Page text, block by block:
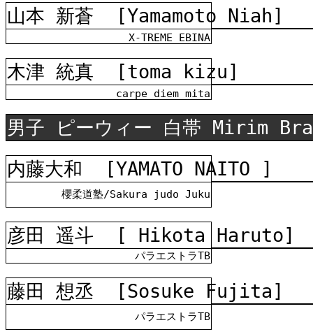
山本 新蒼 [Yamamoto Niah]
X-TREME EBINA
木津 統真 [toma kizu]
carpe diem mita
男子 ピーウィー 白帯 Mirim
内藤大和
[YAMATO NAITO ]
櫻柔道塾/Sakura judo Juku
彦田 遥斗 [ Hikota Haruto]
パラエストラTB
藤田 想丞 [Sosuke Fujita]
パラエストラTB